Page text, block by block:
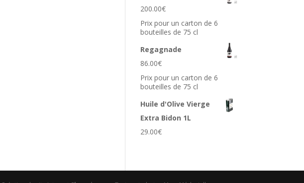
200.00€
Prix pour un carton de 6
bouteilles de 75 cl
Regagnade
86.00€
Prix pour un carton de 6
bouteilles de 75 cl
Huile d'Olive Vierge
Extra Bidon 1L
29.00€